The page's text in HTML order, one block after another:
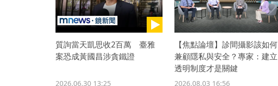
質詢當天凱思收2百萬 臺雅
案恐成黃國昌涉貪鐵證
2026.06.30 13:25
【焦點論壇】診間攝影該如何
兼顧隱私與安全？專家：建立
透明制度才是關鍵
2026.08.03 16:56